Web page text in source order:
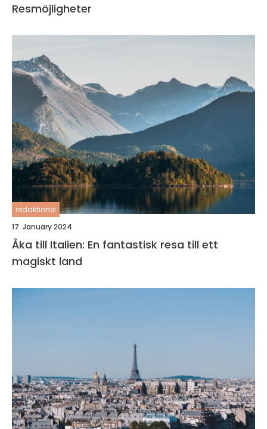
Resmöjligheter
redaktionel
17. January 2024
Åka till Italien: En fantastisk resa till ett
magiskt land